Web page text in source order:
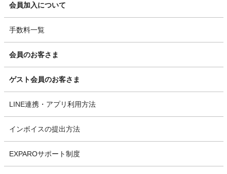
会員加入について
手数料一覧
会員のお客さま
ゲスト会員のお客さま
LINE連携・アプリ利用方法
インボイスの提出方法
EXPAROサポート制度